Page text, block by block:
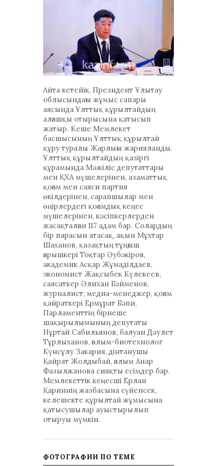
Айта кетейік, Президент Ұлытау
облысындағы жұмыс сапары
аясында Ұлттық құрылтайдың
алғашқы отырысына қатысып
жатыр. Кеше Мемлекет
басшысының Ұлттық құрылтай
құру туралы Жарлығы жарияланды.
Ұлттық құрылтайдың қазіргі
құрамында Мәжіліс депутаттары
мен ҚХА мүшелерінен, азаматтық
қоғам мен саяси партия
өкілдерінен, сарапшылар мен
өңірлердегі қоғамдық кеңес
мүшелерінен, кәсіпкерлерден
жасақталған 117 адам бар. Солардың
бір парасын атасақ, ақын Мұхтар
Шаханов, қазақтың тұңғыш
ғарышкері Тоқтар Әубәкіров,
академик Асқар Жұмаділдаев,
экономист Жақсыбек Күлекеев,
саясаткер Әлихан Бәйменов,
журналист, медиа-менеджер, қоғам
қайраткері Ермұрат Бәпи,
Парламенттің бірнеше
шақырылымының депутаты
Нұртай Сабильянов, балуан Дәулет
Тұрлыханов, ғалым-биотехнолог
Күнсұлу Закария, дінтанушы
Қайрат Жолдыбай, ғалым Анар
Фазылжанова сияқты есімдер бар.
Мемлекеттік кеңесші Ерлан
Қариннің жазбасына сүйенсек,
келешекте құрылтай жұмысына
қатысушылар ауыстырылып
отыруы мүмкін.
ФОТОГРАФИИ ПО ТЕМЕ